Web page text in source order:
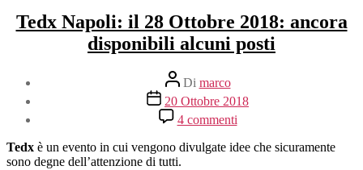
Tedx Napoli: il 28 Ottobre 2018: ancora
disponibili alcuni posti
Autore
articolo
Di marco
Data
dell'articolo
20 Ottobre 2018
4 commentisu
Tedx
Napoli:
Tedx è un evento in cui vengono divulgate idee che sicuramente
sono degne dell’attenzione di tutti.